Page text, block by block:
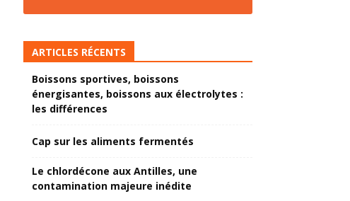
ARTICLES RÉCENTS
Boissons sportives, boissons
énergisantes, boissons aux électrolytes :
les différences
Cap sur les aliments fermentés
Le chlordécone aux Antilles, une
contamination majeure inédite